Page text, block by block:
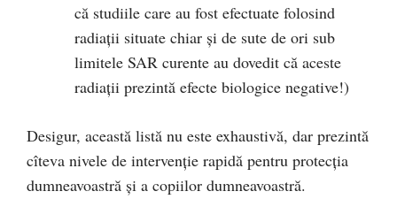
că studiile care au fost efectuate folosind
radiaţii situate chiar şi de sute de ori sub
limitele SAR curente au dovedit că aceste
radiaţii prezintă efecte biologice negative!)
Desigur, această listă nu este exhaustivă, dar prezintă
cîteva nivele de intervenţie rapidă pentru protecţia
dumneavoastră şi a copiilor dumneavoastră.